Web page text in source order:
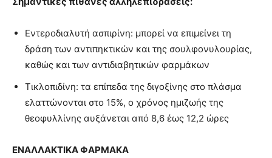
Εντεροδιαλυτή ασπιρίνη: μπορεί να επιμείνει τη
δράση των αντιπηκτικών και της σουλφονυλουρίας,
καθώς και των αντιδιαβητικών φαρμάκων
Τικλοπιδίνη: τα επίπεδα της διγοξίνης στο πλάσμα
ελαττώνονται στο 15%, ο χρόνος ημιζωής της
θεοφυλλίνης αυξάνεται από 8,6 έως 12,2 ώρες
ΕΝΑΛΛΑΚΤΙΚΑ ΦΑΡΜΑΚΑ